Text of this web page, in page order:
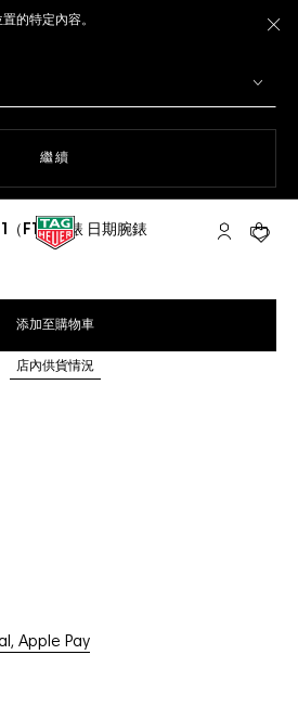
的特定內容。
繼續
「我的TAG
您的
（F1）腕錶 日期腕錶
添加至購物車
店內供貨情況
Apple Pay